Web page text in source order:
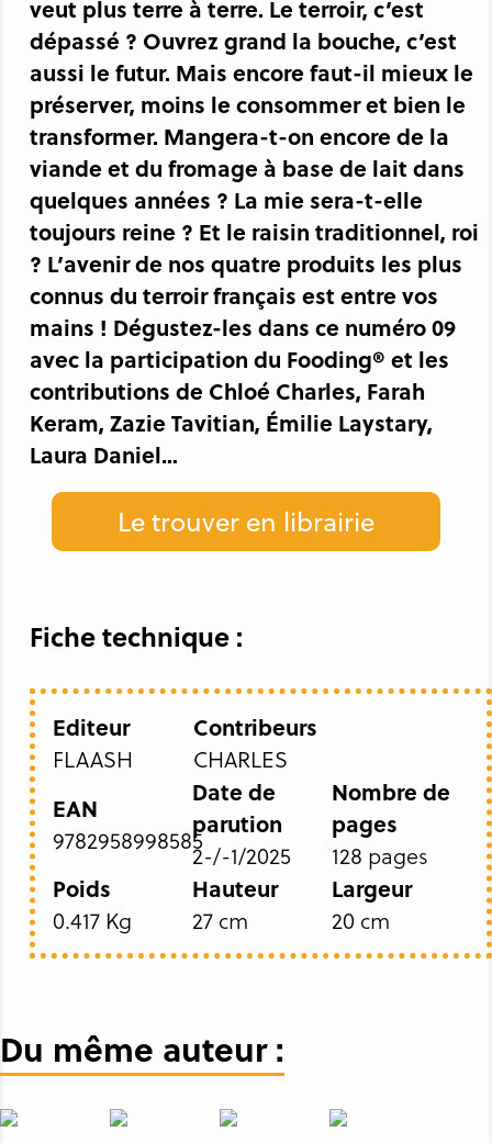
veut plus terre à terre. Le terroir, c’est
dépassé ? Ouvrez grand la bouche, c’est
aussi le futur. Mais encore faut-il mieux le
préserver, moins le consommer et bien le
transformer. Mangera-t-on encore de la
viande et du fromage à base de lait dans
quelques années ? La mie sera-t-elle
toujours reine ? Et le raisin traditionnel, roi
? L’avenir de nos quatre produits les plus
connus du terroir français est entre vos
mains ! Dégustez-les dans ce numéro 09
avec la participation du Fooding® et les
contributions de Chloé Charles, Farah
Keram, Zazie Tavitian, Émilie Laystary,
Laura Daniel…
Le trouver en librairie
Fiche technique :
Editeur
FLAASH
Contribeurs
CHARLES
EAN
9782958998585
Date de
parution
2-/-1/2025
Nombre de
pages
128 pages
Poids
0.417 Kg
Hauteur
27 cm
Largeur
20 cm
Du même auteur :